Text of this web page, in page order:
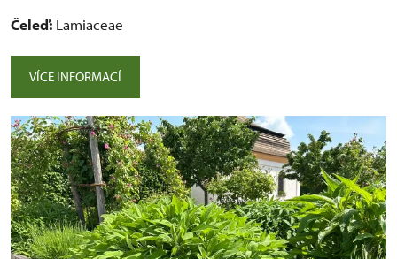
Čeleď: Lamiaceae
VÍCE INFORMACÍ